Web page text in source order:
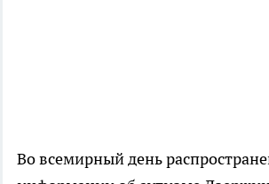
Во всемирный день